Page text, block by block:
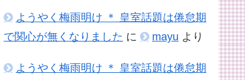
ようやく梅雨明け ＊ 皇室話題は倦怠期
で関心が無くなりました に mayu より
ようやく梅雨明け ＊ 皇室話題は倦怠期